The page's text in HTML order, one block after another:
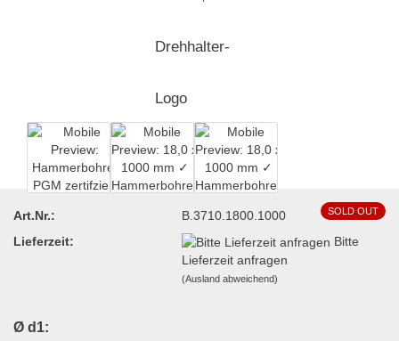
SOLD OUT
Art.Nr.:
B.3710.1800.1000
Lieferzeit:
Bitte
Lieferzeit anfragen
(Ausland abweichend)
Ø d1: